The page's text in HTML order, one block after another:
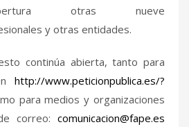
otras nueve
y otras entidades.
continúa abierta, tanto para
http://www.peticionpublica.es/?
para medios y organizaciones
correo: comunicacion@fape.es